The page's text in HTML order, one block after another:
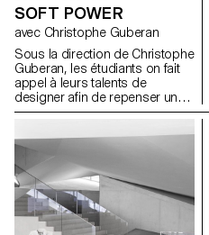
SOFT POWER
avec Christophe Guberan
Sous la direction de Christophe
Guberan, les étudiants on fait
appel à leurs talents de
designer afin de repenser un
objet du quotidient qui
d’énergie qu’il ne devrait.Grace
à leurs sens de l’observation ils
ont choisis une typologie
d’objet contemporain
énergivore et on réduit sa
dépendance en énergie lors de
son utilisation.